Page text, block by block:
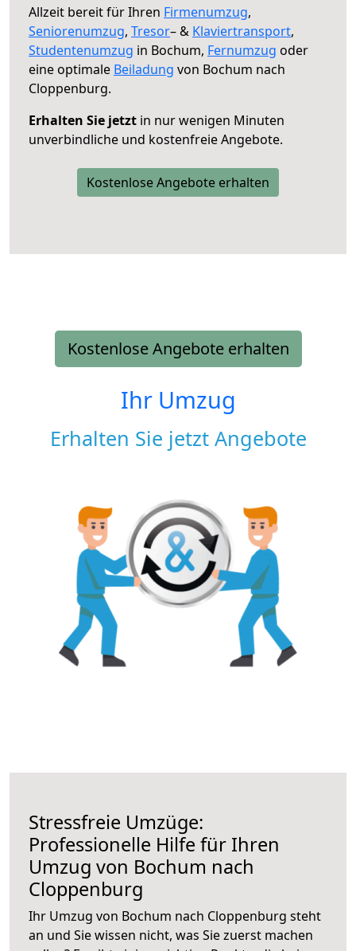
Allzeit bereit für Ihren Firmenumzug,
Seniorenumzug, Tresor– & Klaviertransport,
Studentenumzug in Bochum, Fernumzug oder
eine optimale Beiladung von Bochum nach
Cloppenburg.
Erhalten Sie jetzt in nur wenigen Minuten
unverbindliche und kostenfreie Angebote.
Kostenlose Angebote erhalten
Kostenlose Angebote erhalten
Ihr Umzug
Erhalten Sie jetzt Angebote
Stressfreie Umzüge:
Professionelle Hilfe für Ihren
Umzug von Bochum nach
Cloppenburg
Ihr Umzug von Bochum nach Cloppenburg steht
an und Sie wissen nicht, was Sie zuerst machen